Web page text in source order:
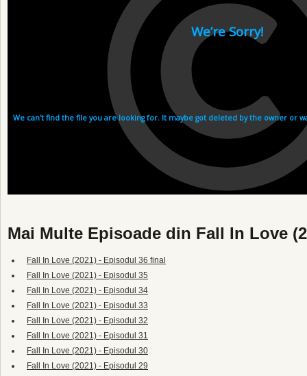
Mai Multe Episoade din Fall In Love
Fall In Love (2021) - Episodul 36 final
Fall In Love (2021) - Episodul 35
Fall In Love (2021) - Episodul 34
Fall In Love (2021) - Episodul 33
Fall In Love (2021) - Episodul 32
Fall In Love (2021) - Episodul 31
Fall In Love (2021) - Episodul 30
Fall In Love (2021) - Episodul 29